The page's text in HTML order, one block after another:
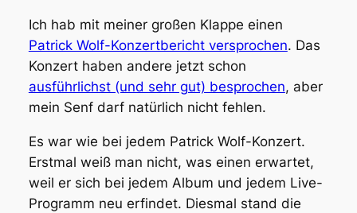
Ich hab mit meiner großen Klappe einen
Patrick Wolf-Konzertbericht versprochen. Das
Konzert haben andere jetzt schon
ausführlichst (und sehr gut) besprochen, aber
mein Senf darf natürlich nicht fehlen.
Es war wie bei jedem Patrick Wolf-Konzert.
Erstmal weiß man nicht, was einen erwartet,
weil er sich bei jedem Album und jedem Live-
Programm neu erfindet. Diesmal stand die